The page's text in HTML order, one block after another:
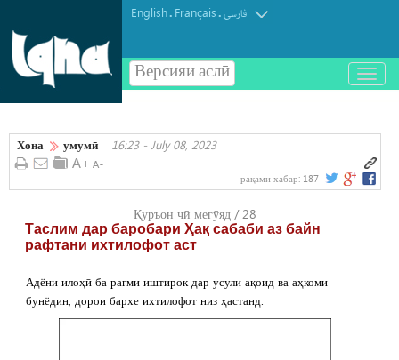
English. Français.فارسی
Версияи аслӣ
باز
و
کردن
Хона умумӣ 16:23 - July 08, 2023
рақами хабар: 187
Қуръон чӣ мегӯяд / 28
Таслим дар баробари Ҳақ сабаби аз байн
рафтани ихтилофот аст
Адёни илоҳӣ ба рағми иштирок дар усули ақоид ва аҳкоми
бунёдин, дорои бархе ихтилофот низ ҳастанд.